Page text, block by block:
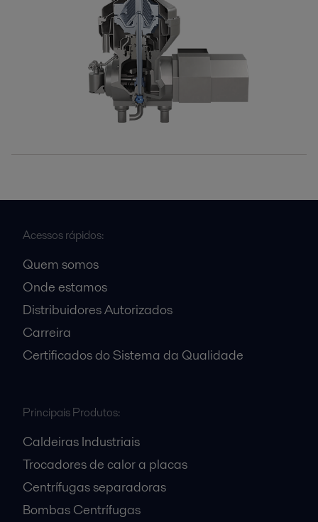
Acessos rápidos:
Quem somos
Onde estamos
Distribuidores Autorizados
Carreira
Certificados do Sistema da Qualidade
Principais Produtos:
Caldeiras Industriais
Trocadores de calor a placas
Centrífugas separadoras
Bombas Centrífugas